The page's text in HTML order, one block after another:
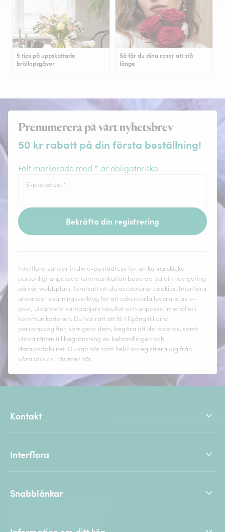
5 tips på uppskattade
bröllopsgåvor
Så får du dina rosor att stå
länge
Prenumerera på vårt nyhetsbrev
50 kr rabatt på din första beställning!
Fält markerade med * är obligatoriska
E-postadress *
Bekräfta din registrering
Interflora samlar in din e-postadress för att kunna skicka
personligt anpassad kommunikation baserad på din navigering
på vår webbplats, förutsatt att du accepterar cookies. Interflora
använder spårningsverktyg för att säkerställa leverans av e-
post, utvärdera kampanjers resultat och anpassa innehållet i
kommunikationen. Du har rätt att få tillgång till dina
personuppgifter, korrigera dem, begära att de raderas, samt
utöva rätten till begränsning av behandlingen och
dataportabilitet. Du kan när som helst avregistrera dig från
våra utskick. Läs mer här.
Kontakt
Interflora
Snabblänkar